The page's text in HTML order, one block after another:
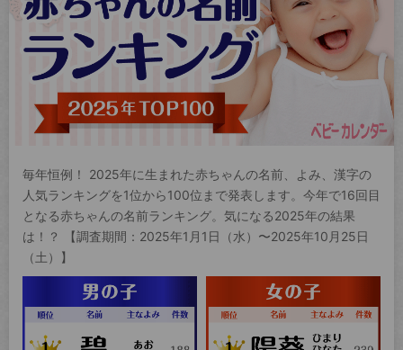
毎年恒例！ 2025年に生まれた赤ちゃんの名前、よみ、漢字の
人気ランキングを1位から100位まで発表します。今年で16回目
となる赤ちゃんの名前ランキング。気になる2025年の結果
は！？ 【調査期間：2025年1月1日（水）〜2025年10月25日
（土）】